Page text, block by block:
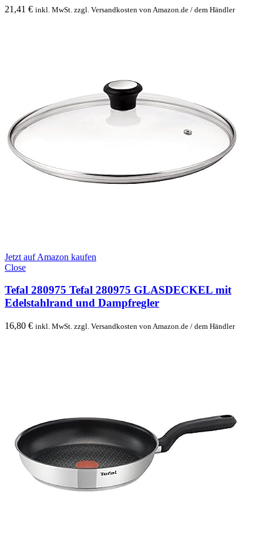
21,41 € inkl. MwSt. zzgl. Versandkosten von Amazon.de / dem Händler
Jetzt auf Amazon kaufen
Close
Tefal 280975 Tefal 280975 GLASDECKEL mit
Edelstahlrand und Dampfregler
16,80 € inkl. MwSt. zzgl. Versandkosten von Amazon.de / dem Händler